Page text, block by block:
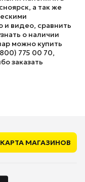
а так же
и видео, сравнить
о наличии
можно купить
775 00 70,
заказать
КАРТА МАГАЗИНОВ